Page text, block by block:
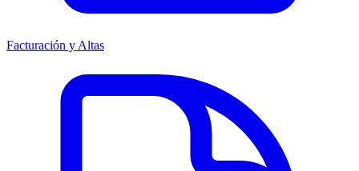
Facturación y Altas